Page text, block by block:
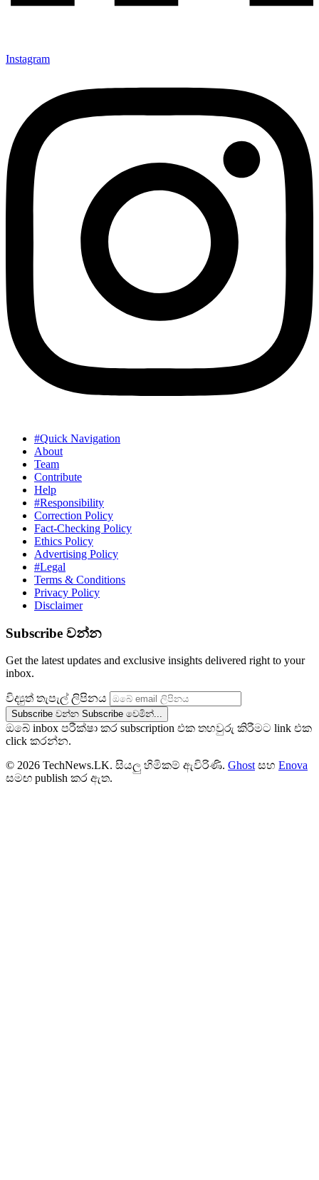
Instagram
#Quick Navigation
About
Team
Contribute
Help
#Responsibility
Correction Policy
Fact-Checking Policy
Ethics Policy
Advertising Policy
#Legal
Terms & Conditions
Privacy Policy
Disclaimer
Subscribe වන්න
Get the latest updates and exclusive insights delivered right to your
inbox.
විද්‍යුත් තැපැල් ලිපිනය
Subscribe වන්න Subscribe වෙමින්...
ඔබේ inbox පරීක්ෂා කර subscription එක තහවුරු කිරීමට link එක
click කරන්න.
© 2026 TechNews.LK. සියලු හිමිකම් ඇවිරිණි. Ghost සහ Enova
සමඟ publish කර ඇත.